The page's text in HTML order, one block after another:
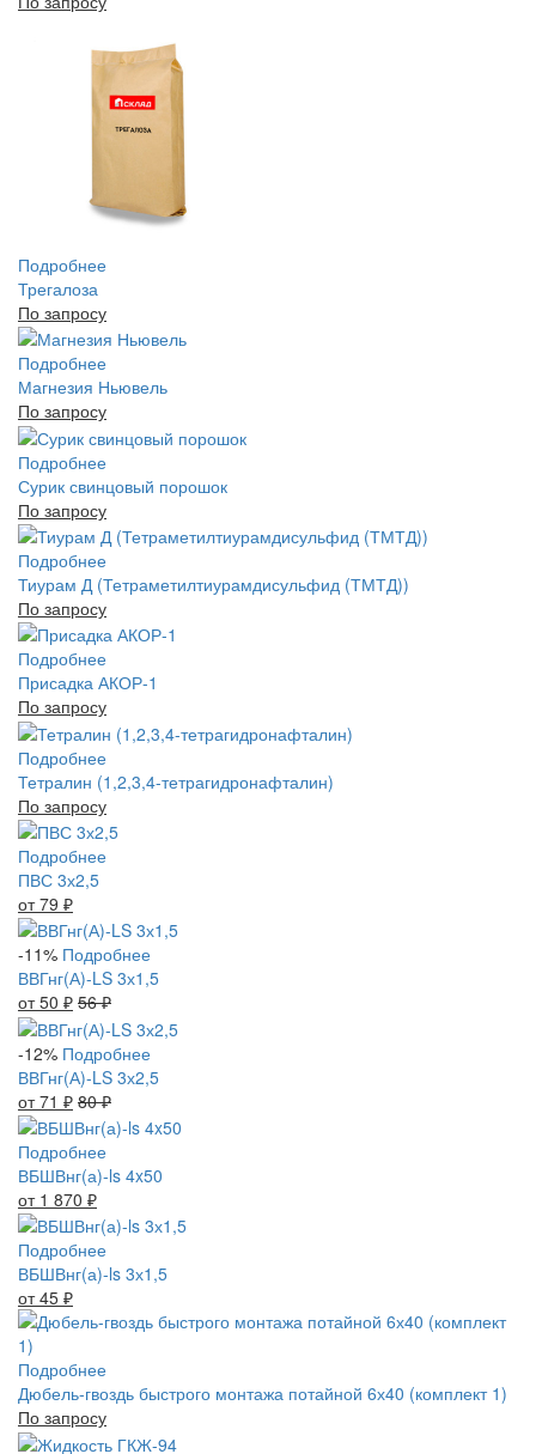
Подробнее
Трегалоза
По запросу
Подробнее
Магнезия Ньювель
По запросу
Подробнее
Сурик свинцовый порошок
По запросу
Подробнее
Тиурам Д (Тетраметилтиурамдисульфид (ТМТД))
По запросу
Подробнее
Присадка АКОР-1
По запросу
Подробнее
Тетралин (1,2,3,4-тетрагидронафталин)
По запросу
Подробнее
ПВС 3х2,5
от 79 ₽
-11% Подробнее
ВВГнг(А)-LS 3х1,5
от 50 ₽ 56₽
-12% Подробнее
ВВГнг(А)-LS 3х2,5
от 71 ₽ 80₽
Подробнее
ВБШВнг(а)-ls 4x50
от 1 870 ₽
Подробнее
ВБШВнг(а)-ls 3х1,5
от 45 ₽
Подробнее
Дюбель-гвоздь быстрого монтажа потайной 6х40 (комплект 1)
По запросу